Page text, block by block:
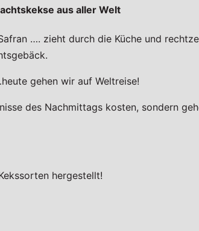
aus aller Welt
…. zieht durch die Küche und
gehen wir auf Weltreise!
des Nachmittags kosten, sondern
hergestellt!